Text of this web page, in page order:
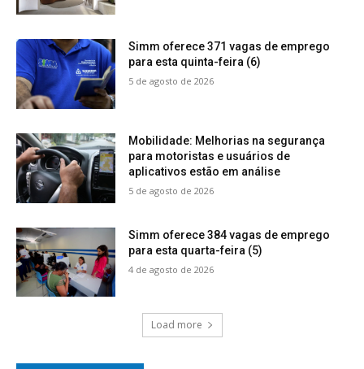
Simm oferece 371 vagas de emprego
para esta quinta-feira (6)
5 de agosto de 2026
Mobilidade: Melhorias na segurança
para motoristas e usuários de
aplicativos estão em análise
5 de agosto de 2026
Simm oferece 384 vagas de emprego
para esta quarta-feira (5)
4 de agosto de 2026
Load more